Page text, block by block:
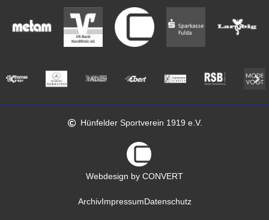
Hünfelder Sportverein 1919 e.V.
Webdesign by CONVERT
ArchivImpressum Datenschutz